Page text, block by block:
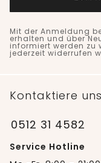
Mit der Anmeldung
erhalten und über
informiert werden zu
jederzeit widerrufen
Kontaktiere uns
0512 31 4582
Service Hotline